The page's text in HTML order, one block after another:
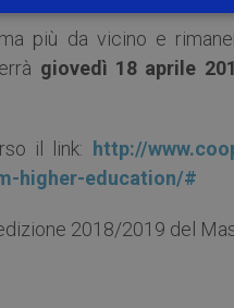
più da vicino e
giovedì 18 aprile
il link: http://
higher-education/#
2018/2019 del